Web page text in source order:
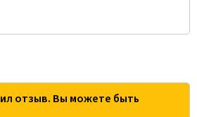
отзыв. Вы можете быть